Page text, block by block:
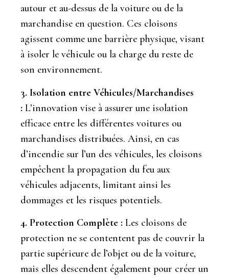
autour et au-dessus de la voiture ou de la
marchandise en question. Ces cloisons
agissent comme une barrière physique, visant
à isoler le véhicule ou la charge du reste de
son environnement.
3. Isolation entre Véhicules/Marchandises
: L’innovation vise à assurer une isolation
efficace entre les différentes voitures ou
marchandises distribuées. Ainsi, en cas
d’incendie sur l’un des véhicules, les cloisons
empêchent la propagation du feu aux
véhicules adjacents, limitant ainsi les
dommages et les risques potentiels.
4. Protection Complète : Les cloisons de
protection ne se contentent pas de couvrir la
partie supérieure de l’objet ou de la voiture,
mais elles descendent également pour créer un